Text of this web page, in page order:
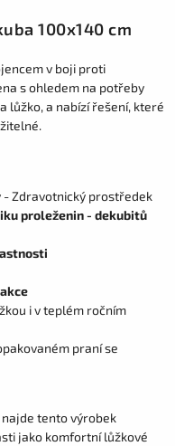
100x140 cm
v boji proti
s ohledem na potřeby
lůžko, a nabízí řešení, které
Zdravotnický prostředek
proleženin - dekubitů
i v teplém ročním
praní se
tento výrobek
jako komfortní lůžkové